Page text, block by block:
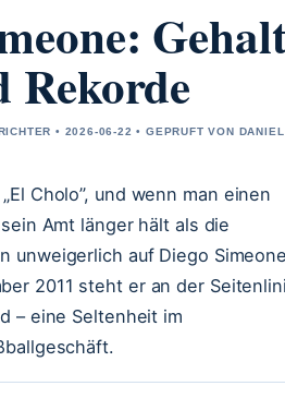
Rekorde
• 2026-06-22 • GEPRUFT VON DANIEL
Cholo”, und wenn man einen
Amt länger hält als die
unweigerlich auf Diego
2011 steht er an der
– eine Seltenheit im